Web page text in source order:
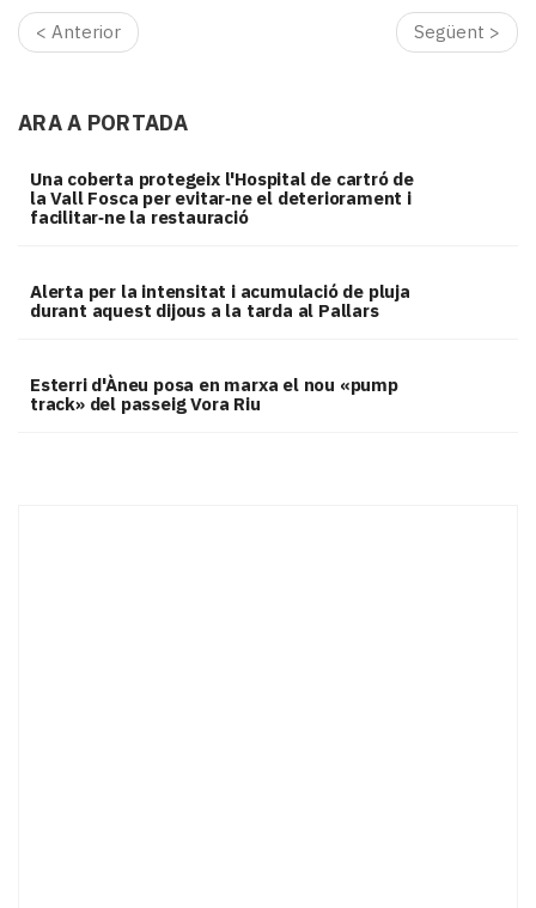
Contingut
patrocinat
llegit...
< Anterior Següent >
ARA A PORTADA
Una coberta protegeix l'Hospital de cartró de
la Vall Fosca per evitar‑ne el deteriorament i
facilitar‑ne la restauració
Alerta per la intensitat i acumulació de pluja
durant aquest dijous a la tarda al Pallars
Esterri d'Àneu posa en marxa el nou «pump
track» del passeig Vora Riu